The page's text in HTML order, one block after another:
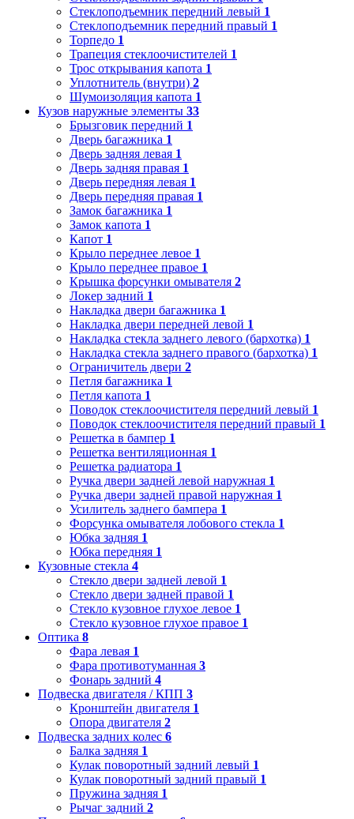
Стеклоподъемник передний левый 1
Стеклоподъемник передний правый 1
Торпедо 1
Трапеция стеклоочистителей 1
Трос открывания капота 1
Уплотнитель (внутри) 2
Шумоизоляция капота 1
Кузов наружные элементы 33
Брызговик передний 1
Дверь багажника 1
Дверь задняя левая 1
Дверь задняя правая 1
Дверь передняя левая 1
Дверь передняя правая 1
Замок багажника 1
Замок капота 1
Капот 1
Крыло переднее левое 1
Крыло переднее правое 1
Крышка форсунки омывателя 2
Локер задний 1
Накладка двери багажника 1
Накладка двери передней левой 1
Накладка стекла заднего левого (бархотка) 1
Накладка стекла заднего правого (бархотка) 1
Ограничитель двери 2
Петля багажника 1
Петля капота 1
Поводок стеклоочистителя передний левый 1
Поводок стеклоочистителя передний правый 1
Решетка в бампер 1
Решетка вентиляционная 1
Решетка радиатора 1
Ручка двери задней левой наружная 1
Ручка двери задней правой наружная 1
Усилитель заднего бампера 1
Форсунка омывателя лобового стекла 1
Юбка задняя 1
Юбка передняя 1
Кузовные стекла 4
Стекло двери задней левой 1
Стекло двери задней правой 1
Стекло кузовное глухое левое 1
Стекло кузовное глухое правое 1
Оптика 8
Фара левая 1
Фара противотуманная 3
Фонарь задний 4
Подвеска двигателя / КПП 3
Кронштейн двигателя 1
Опора двигателя 2
Подвеска задних колес 6
Балка задняя 1
Кулак поворотный задний левый 1
Кулак поворотный задний правый 1
Пружина задняя 1
Рычаг задний 2